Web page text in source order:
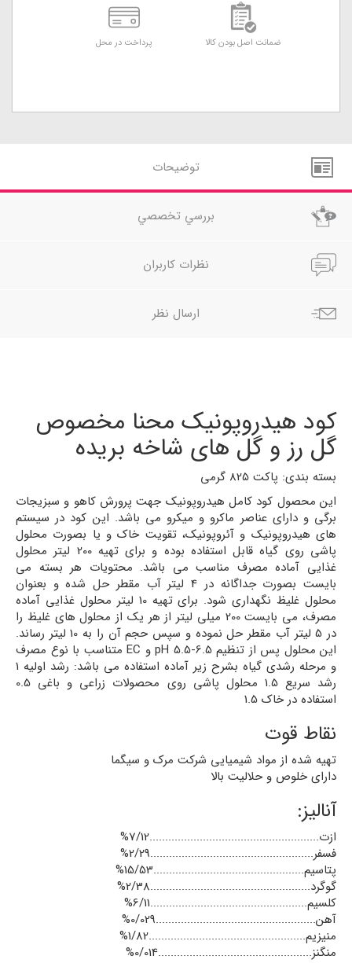
ضمانت اصل بودن کالا پرداخت در محل
توضيحات
بررسي تخصصي
نظرات کاربران
ارسال نظر
کود هیدروپونیک محنا مخصوص
گل رز و گل های شاخه بریده
بسته بندی: پاکت 825 گرمی
این محصول کود کامل هیدروپونیک جهت پرورش کاهو و سبزیجات
برگی و دارای عناصر ماکرو و میکرو می باشد. این کود در سیستم
های هیدروپونیک و آئروپونیک، تقویت خاک و یا بصورت محلول
پاشی روی گیاه قابل استفاده بوده و برای تهیه 200 لیتر محلول
غذایی آماده مصرف مناسب می باشد. محتویات هر بسته می
بایست بصورت جداگانه در 4 لیتر آب مقطر حل شده و بعنوان
محلول غلیظ نگهداری شود. برای تهیه 10 لیتر محلول غذایی آماده
مصرف، می بایست 200 میلی لیتر از هر یک از محلول های غلیظ را
در 5 لیتر آب مقطر حل نموده و سپس حجم آن را به 10 لیتر رساند.
این محلول پس از تنظیم pH 5.5-6.5 و EC متناسب با نوع مصرف
و مرحله رشدی گیاه بشرح زیر آماده استفاده می باشد: رشد اولیه 1
رشد سریع 1.5 محلول پاشی روی محصولات زراعی و باغی 0.5
استفاده در خاک 1.5
نقاط قوت
تهیه شده از مواد شیمیایی شرکت مرک و سیگما
دارای خلوص و حلالیت بالا
آنالیز:
ازت......................................................7/12%
فسفر....................................................2/29%
پتاسيم................................................15/53%
گوگرد...................................................2/38%
كلسيم..................................................6/11%
آهن...................................................0/029%
منيزيم..................................................1/82%
منگنز.................................................0/014%